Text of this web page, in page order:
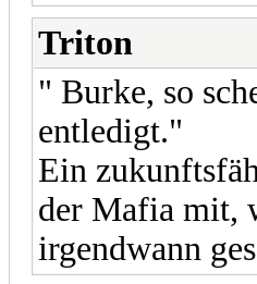
Triton
" Burke, so
entledigt."
Ein
der Mafia mit,
irgendwann